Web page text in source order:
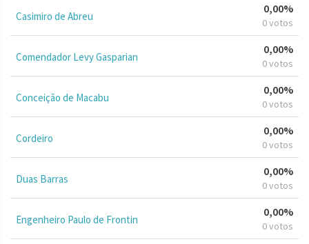
Casimiro de Abreu
0,00%
0 votos
Comendador Levy Gasparian
0,00%
0 votos
Conceição de Macabu
0,00%
0 votos
Cordeiro
0,00%
0 votos
Duas Barras
0,00%
0 votos
Engenheiro Paulo de Frontin
0,00%
0 votos